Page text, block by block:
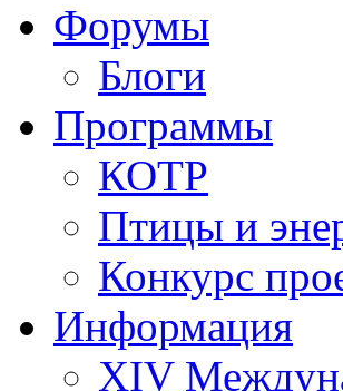
Форумы
Блоги
Программы
КОТР
Птицы и
Конкурс
Информация
XIV